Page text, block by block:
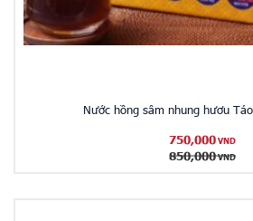
Nước hồng sâm nhung hươu
750,000 VND
850,000 VND